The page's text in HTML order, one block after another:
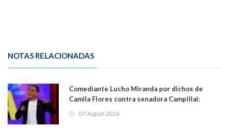
NOTAS RELACIONADAS
Comediante Lucho Miranda por dichos de
Camila Flores contra senadora Campillai:
forma de quitar dignidad"
07 August 2026